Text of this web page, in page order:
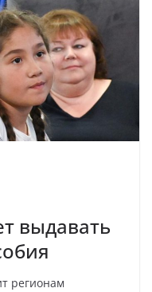
выдавать
регионам